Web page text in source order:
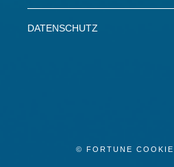
DATENSCHUTZ
© FORTUNE